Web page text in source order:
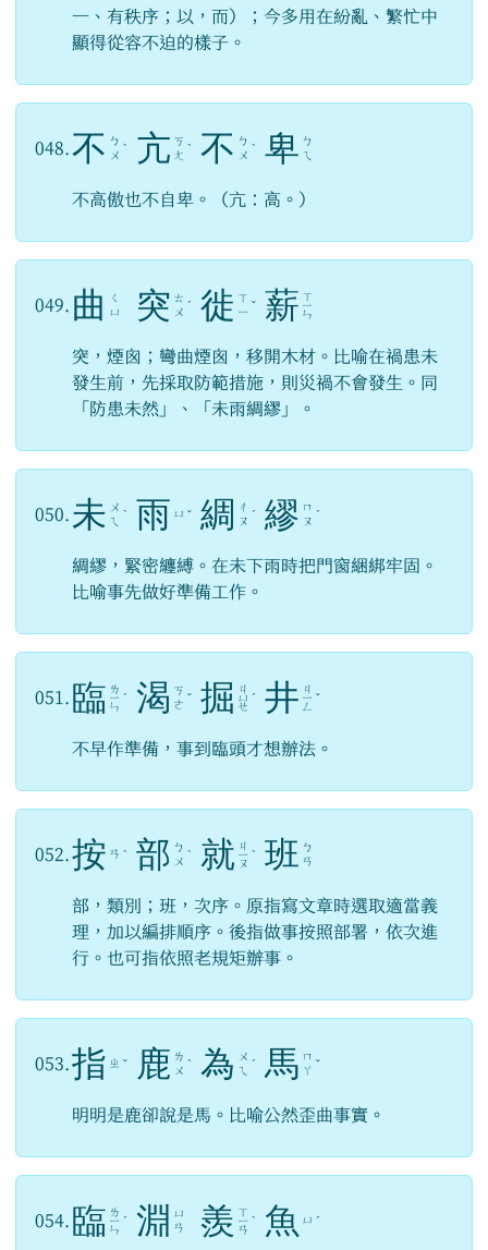
一、有秩序；以，而）；今多用在紛亂、繁忙中
顯得從容不迫的樣子。
048. 不 ㄅ
ㄨ ˋ 亢 ㄎ
ㄤ ˋ 不 ㄅ
ㄨ ˋ 卑 ㄅ
ㄟ
不高傲也不自卑。（亢：高。）
049. 曲
ㄑ
ㄩ
突 ㄊ
ㄨ ˊ 徙 ㄒ
ㄧ ˇ 薪 ㄒ
ㄧ
ㄣ
突，煙囪；彎曲煙囪，移開木材。比喻在禍患未
發生前，先採取防範措施，則災禍不會發生。同
「防患未然」、「未雨綢繆」。
050. 未 ㄨ
ㄟ ˋ 雨 ㄩ ˇ 綢
ㄔ
ㄡ ˊ 繆 ㄇ
ㄡ ˊ
綢繆，緊密纏縛。在未下雨時把門窗綑綁牢固。
比喻事先做好準備工作。
051. 臨 ㄌ
ㄧ
ㄣ
ˊ 渴 ㄎ
ㄜ ˇ 掘 ㄐ
ㄩ
ㄝ
ˊ 井 ㄐ
ㄧ
ㄥ
ˇ
不早作準備，事到臨頭才想辦法。
052. 按 ㄢ ˋ 部 ㄅ
ㄨ ˋ 就 ㄐ
ㄧ
ㄡ
ˋ 班 ㄅ
ㄢ
部，類別；班，次序。原指寫文章時選取適當義
理，加以編排順序。後指做事按照部署，依次進
行。也可指依照老規矩辦事。
053. 指 ㄓ ˇ 鹿 ㄌ
ㄨ ˋ 為 ㄨ
ㄟ
ˊ 馬 ㄇ
ㄚ ˇ
明明是鹿卻說是馬。比喻公然歪曲事實。
054. 臨 ㄌ
ㄧ
ㄣ
ˊ 淵 ㄩ
ㄢ
羨 ㄒ
ㄧ
ㄢ
ˋ 魚 ㄩ ˊ